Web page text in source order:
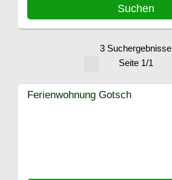
3 Suchergebnisse
Seite 1/1
Ferienwohnung Gotsch